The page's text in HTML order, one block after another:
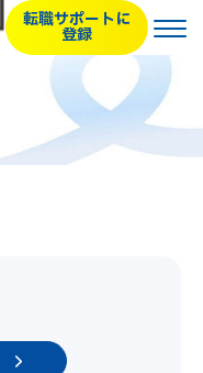
転職サポートに
登録